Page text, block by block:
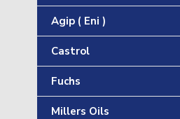
Agip ( Eni )
Castrol
Fuchs
Millers Oils